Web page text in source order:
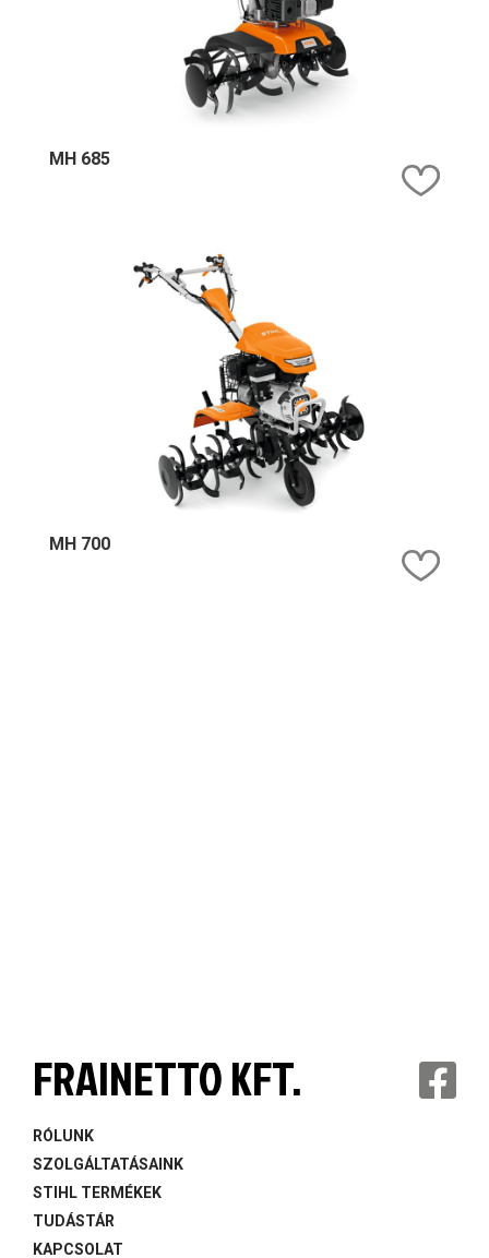
MH 685
MH 700
FRAINETTO KFT.
RÓLUNK
SZOLGÁLTATÁSAINK
STIHL TERMÉKEK
TUDÁSTÁR
KAPCSOLAT